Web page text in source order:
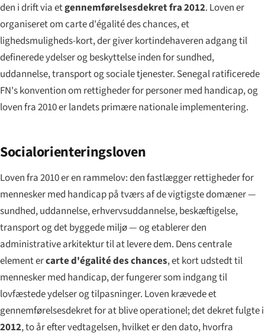
den i drift via etgennemførelsesdekret fra 2012. Loven er
organiseret omcarte d'égalité des chances, et
lighedsmuligheds-kort, der giver kortindehaveren adgang til
definerede ydelser og beskyttelse inden for sundhed,
uddannelse, transport og sociale tjenester. Senegal ratificerede
FN's konvention om rettigheder for personer med handicap, og
loven fra 2010 er landets primære nationale implementering.
Socialorienteringsloven
Loven fra 2010 er en rammelov: den fastlægger rettigheder for
mennesker med handicap på tværs af de vigtigste domæner —
sundhed, uddannelse, erhvervsuddannelse, beskæftigelse,
transport og det byggede miljø — og etablerer den
administrative arkitektur til at levere dem. Dens centrale
element ercarte d'égalité des chances, et kort udstedt til
mennesker med handicap, der fungerer som indgang til
lovfæstede ydelser og tilpasninger. Loven krævede et
gennemførelsesdekret for at blive operationel; det dekret fulgte i
2012, to år efter vedtagelsen, hvilket er den dato, hvorfra